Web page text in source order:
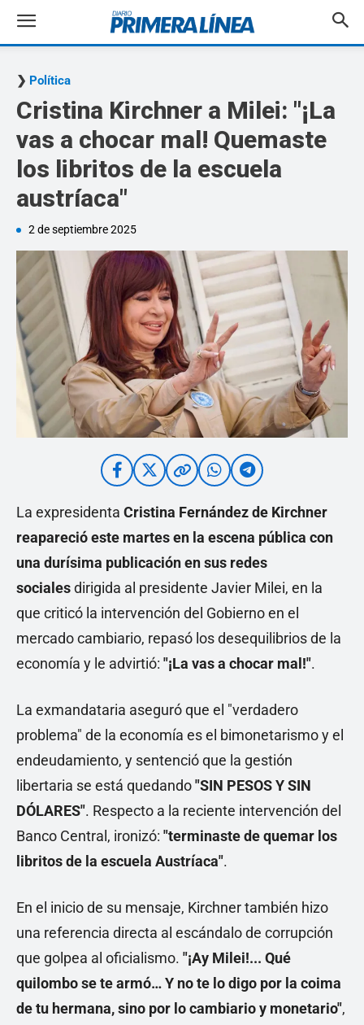
Política
Cristina Kirchner a Milei: "¡La
vas a chocar mal! Quemaste
los libritos de la escuela
austríaca"
2 de septiembre 2025
La expresidenta Cristina Fernández de Kirchner
reapareció este martes en la escena pública con
una durísima publicación en sus redes
socialesdirigida al presidente Javier Milei, en la
que criticó la intervención del Gobierno en el
mercado cambiario, repasó los desequilibrios de la
economía y le advirtió: "¡La vas a chocar mal!".
La exmandataria aseguró que el "verdadero
problema" de la economía es el bimonetarismo y el
endeudamiento, y sentenció que la gestión
libertaria se está quedando"SIN PESOS Y SIN
DÓLARES". Respecto a la reciente intervención del
Banco Central, ironizó: "terminaste de quemar los
libritos de la escuela Austríaca".
En el inicio de su mensaje, Kirchner también hizo
una referencia directa al escándalo de corrupción
que golpea al oficialismo. "¡Ay Milei!... Qué
quilombo se te armó… Y no te lo digo por la coima
de tu hermana, sino por lo cambiario y monetario",